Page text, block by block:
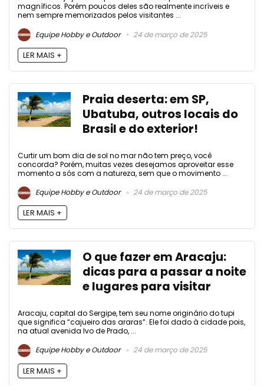
magníficos. Porém poucos deles são realmente incríveis e
nem sempre memorizados pelos visitantes ...
Equipe Hobby e Outdoor
24 de março de 2025
LER MAIS +
Praia deserta: em SP,
Ubatuba, outros locais do
Brasil e do exterior!
Curtir um bom dia de sol no mar não tem preço, você
concorda? Porém, muitas vezes desejamos aproveitar esse
momento a sós com a natureza, sem que o movimento ...
Equipe Hobby e Outdoor
24 de março de 2025
LER MAIS +
O que fazer em Aracaju:
dicas para a passar a noite
e lugares para visitar
Aracaju, capital do Sergipe, tem seu nome originário do tupi
que significa “cajueiro das araras”. Ele foi dado à cidade pois,
na atual avenida Ivo de Prado, ...
Equipe Hobby e Outdoor
24 de março de 2025
LER MAIS +